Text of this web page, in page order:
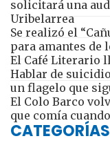
solicitará una
Uribelarrea
Se realizó el
para amantes de
El Café Literario
Hablar de
un flagelo que
El Colo Barco
que comía
CATEGORÍAS